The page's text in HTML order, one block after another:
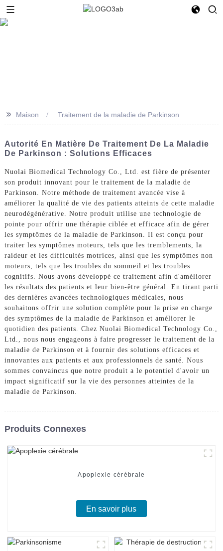
>> Maison Traitement de la maladie de Parkinson
Autorité En Matière De Traitement De La Maladie
De Parkinson : Solutions Efficaces
Nuolai Biomedical Technology Co., Ltd. est fière de présenter
son produit innovant pour le traitement de la maladie de
Parkinson. Notre méthode de traitement avancée vise à
améliorer la qualité de vie des patients atteints de cette maladie
neurodégénérative. Notre produit utilise une technologie de
pointe pour offrir une thérapie ciblée et efficace afin de gérer
les symptômes de la maladie de Parkinson. Il est conçu pour
traiter les symptômes moteurs, tels que les tremblements, la
raideur et les difficultés motrices, ainsi que les symptômes non
moteurs, tels que les troubles du sommeil et les troubles
cognitifs. Nous avons développé ce traitement afin d'améliorer
les résultats des patients et leur bien-être général. En tirant parti
des dernières avancées technologiques médicales, nous
souhaitons offrir une solution complète pour la prise en charge
des symptômes de la maladie de Parkinson et améliorer le
quotidien des patients. Chez Nuolai Biomedical Technology Co.,
Ltd., nous nous engageons à faire progresser le traitement de la
maladie de Parkinson et à fournir des solutions efficaces et
innovantes aux patients et aux professionnels de santé. Nous
sommes convaincus que notre produit a le potentiel d'avoir un
impact significatif sur la vie des personnes atteintes de la
maladie de Parkinson.
Produits Connexes
Apoplexie cérébrale
En savoir plus